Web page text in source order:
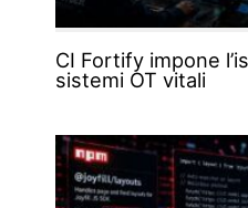
CI Fortify impone
sistemi OT vitali